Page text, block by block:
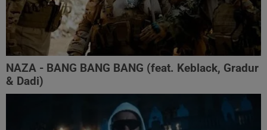
NAZA - BANG BANG BANG (feat. Keblack, Gradur
& Dadi)